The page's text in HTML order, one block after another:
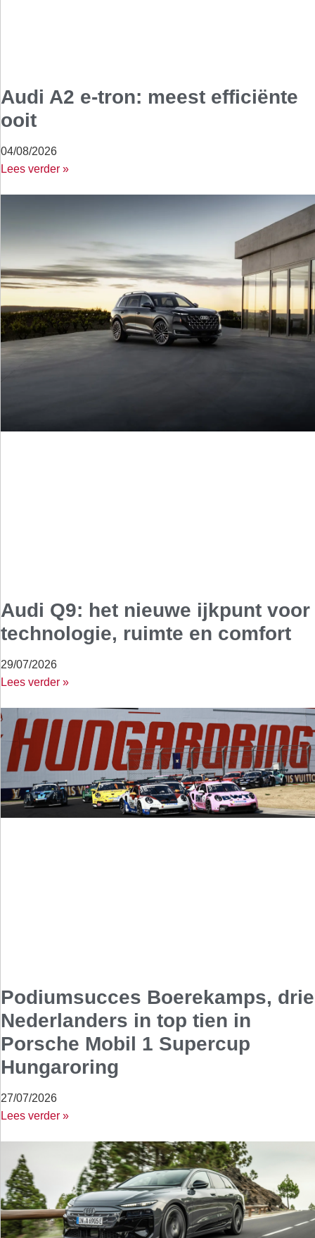
Audi A2 e-tron: meest efficiënte
ooit
04/08/2026
Lees verder »
Audi Q9: het nieuwe ijkpunt voor
technologie, ruimte en comfort
29/07/2026
Lees verder »
Podiumsucces Boerekamps, drie
Nederlanders in top tien in
Porsche Mobil 1 Supercup
Hungaroring
27/07/2026
Lees verder »